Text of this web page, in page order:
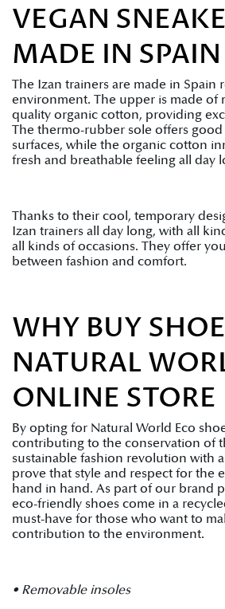
VEGAN
MADE IN SPAIN
The Izan trainers are made in Spain
environment. The upper is made of
quality organic cotton, providing
The thermo-rubber sole offers
surfaces, while the organic cotton
fresh and breathable feeling all day
Thanks to their cool, temporary
Izan trainers all day long, with all
all kinds of occasions. They offer
between fashion and comfort.
WHY BUY
NATURAL
ONLINE STORE
By opting for Natural World Eco
contributing to the conservation of
sustainable fashion revolution with
prove that style and respect for the
hand in hand. As part of our brand
eco-friendly shoes come in a
must-have for those who want to
contribution to the environment.
• Removable insoles